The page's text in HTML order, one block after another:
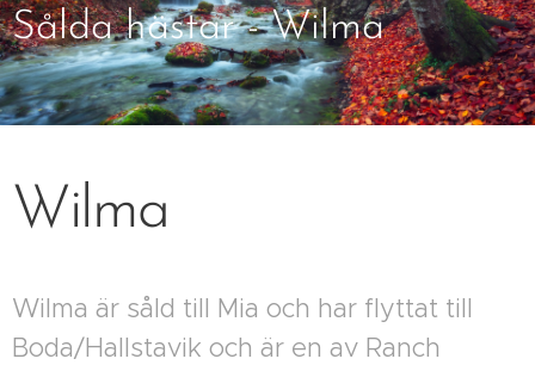
Sålda hästar - Wilma
Wilma
Wilma är såld till Mia och har flyttat till
Boda/Hallstavik och är en av Ranch